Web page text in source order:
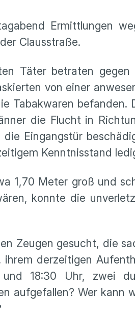
Ermittlungen
Clausstraße.
Täter betraten
von einer
Tabakwaren
die Flucht in
Eingangstür
Kenntnisstand
1,70 Meter groß und
konnte die
Zeugen gesucht, die
derzeitigen
18:30 Uhr, zwei
aufgefallen? Wer